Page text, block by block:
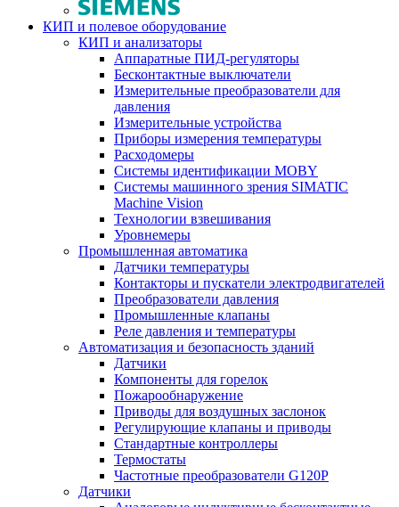
КИП и полевое оборудование
КИП и анализаторы
Аппаратные ПИД-регуляторы
Бесконтактные выключатели
Измерительные преобразователи для
давления
Измерительные устройства
Приборы измерения температуры
Расходомеры
Системы идентификации MOBY
Системы машинного зрения SIMATIC
Machine Vision
Технологии взвешивания
Уровнемеры
Промышленная автоматика
Датчики температуры
Контакторы и пускатели электродвигателей
Преобразователи давления
Промышленные клапаны
Реле давления и температуры
Автоматизация и безопасность зданий
Датчики
Компоненты для горелок
Пожарообнаружение
Приводы для воздушных заслонок
Регулирующие клапаны и приводы
Стандартные контроллеры
Термостаты
Частотные преобразователи G120P
Датчики